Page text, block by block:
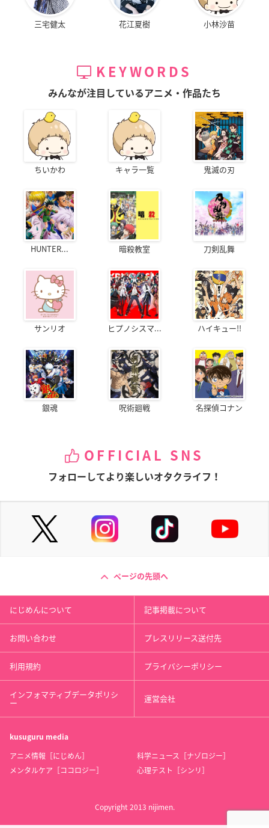
三宅健太 花江夏樹 小林沙苗
KEYWORDS
みんなが注目しているアニメ・作品たち
ちいかわ キャラ一覧 鬼滅の刃
HUNTER... 暗殺教室 刀剣乱舞
サンリオ ヒプノシスマ... ハイキュー!!
銀魂 呪術廻戦 名探偵コナン
OFFICIAL SNS
フォローしてより楽しいオタクライフ！
ページの先頭へ
にじめんについて 記事掲載について
お問い合わせ プレスリリース送付先
利用規約 プライバシーポリシー
インフォマティブデータポリシ
ー 運営会社
kusuguru media
アニメ情報［にじめん］
科学ニュース［ナゾロジー］
メンタルケア［ココロジー］
心理テスト［シンリ］
Copyright 2013 nijimen.